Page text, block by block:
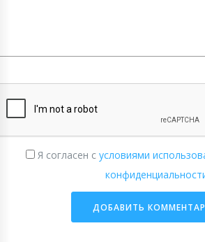
Я согласен с условиями